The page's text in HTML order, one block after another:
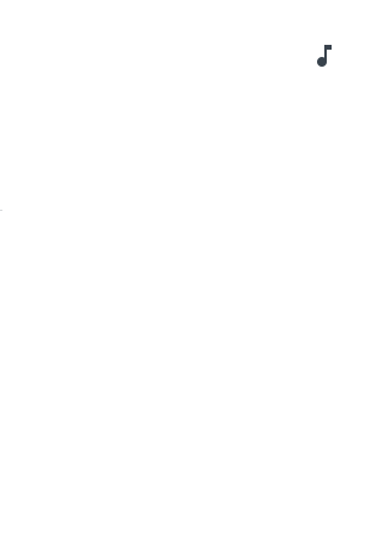
music_note